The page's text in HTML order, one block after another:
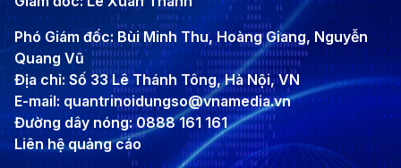
Phó Giám đốc: Bùi Minh Thu, Hoàng Giang, Nguyễn
Quang Vũ
Địa chỉ: Số 33 Lê Thánh Tông, Hà Nội, VN
E-mail: quantrinoidungso@vnamedia.vn
Đường dây nóng: 0888 161 161
Liên hệ quảng cáo